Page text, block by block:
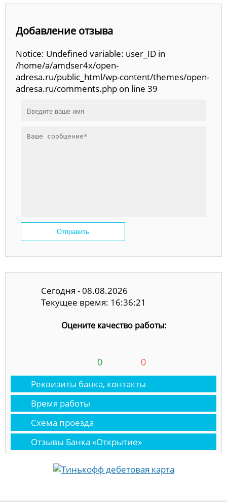
Добавление отзыва
Notice: Undefined variable: user_ID in
/home/a/amdser4x/open-
adresa.ru/public_html/wp-content/themes/open-
adresa.ru/comments.php on line 39
Отправить
Сегодня - 08.08.2026
Текущее время: 16:36:21
Оцените качество работы:
0 0
Реквизиты банка, контакты
Время работы
Схема проезда
Отзывы Банка «Открытие»